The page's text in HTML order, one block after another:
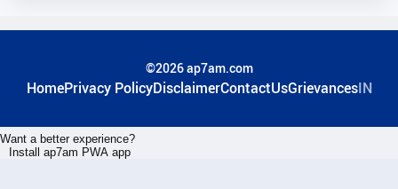
©2026 ap7am.com
HomePrivacy PolicyDisclaimerContactUsGrievancesIN
Want a better experience?
Install ap7am PWA app